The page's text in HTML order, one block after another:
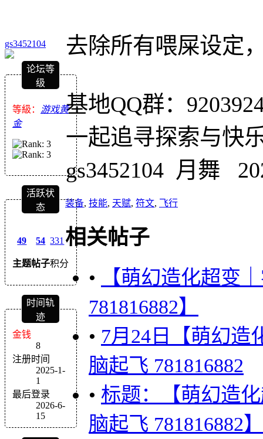
gs3452104
论坛等
级
等級： 游戏黄
金
活跃状
态
49
主题
54
帖子
331
积分
时间轨
迹
金钱
8
注册时间
2025-1-
1
最后登录
2026-6-
15
去除所有喂屎设定
基地QQ群：
一起追寻探索与快
gs3452104 月舞
装备, 技能, 天赋, 符文, 飞行
相关帖子
•
【萌幻造化超变
781816882】
• 7月24日【萌幻造
脑起飞 781816882
• 标题：【萌幻造
脑起飞 781816882